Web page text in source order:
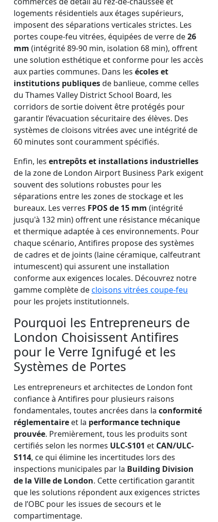
logements résidentiels aux étages supérieurs,
imposent des séparations verticales strictes. Les
portes coupe-feu vitrées, équipées de verre de26
mm (intégrité 89-90 min, isolation 68 min), offrent
une solution esthétique et conforme pour les accès
aux parties communes. Dans les écoles et
institutions publiquesde banlieue, comme celles
du Thames Valley District School Board, les
corridors de sortie doivent être protégés pour
garantir l’évacuation sécuritaire des élèves. Des
systèmes de cloisons vitrées avec une intégrité de
60 minutes sont couramment spécifiés.
Enfin, les entrepôts et installations industrielles
de la zone de London Airport Business Park exigent
souvent des solutions robustes pour les
séparations entre les zones de stockage et les
bureaux. Les verres FPOS de 15 mm (intégrité
jusqu'à 132 min) offrent une résistance mécanique
et thermique adaptée à ces environnements. Pour
chaque scénario, Antifires propose des systèmes
de cadres et de joints (laine céramique, calfeutrant
intumescent) qui assurent une installation
conforme aux exigences locales. Découvrez notre
gamme complète decloisons vitrées coupe-feu
pour les projets institutionnels.
Pourquoi les Entrepreneurs de
London Choisissent Antifires
pour le Verre Ignifugé et les
Systèmes de Portes
Les entrepreneurs et architectes de London font
confiance à Antifires pour plusieurs raisons
fondamentales, toutes ancrées dans la conformité
réglementaire et la performance technique
prouvée. Premièrement, tous les produits sont
certifiés selon les normes ULC-S101 et CAN/ULC-
S114, ce qui élimine les incertitudes lors des
inspections municipales par la Building Division
de la Ville de London. Cette certification garantit
que les solutions répondent aux exigences strictes
de l’OBC pour les issues de secours et le
compartimentage.